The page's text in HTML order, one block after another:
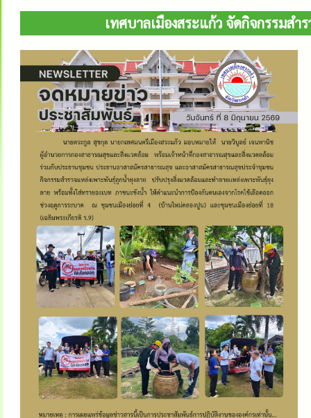
เทศบาลเมืองสระแก้ว จัดกิจกรรมส